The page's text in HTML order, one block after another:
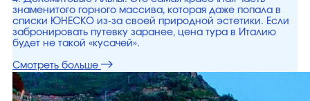
знаменитого горного массива, которая даже попала в
списки ЮНЕСКО из-за своей природной эстетики. Если
забронировать путевку заранее, цена тура в Италию
будет не такой «кусачей».
Смотреть больше